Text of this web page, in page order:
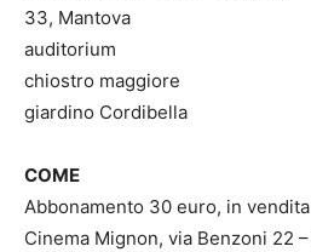
33, Mantova
auditorium
chiostro maggiore
giardino Cordibella
COME
Abbonamento 30 euro, in
Cinema Mignon, via Benzoni 22